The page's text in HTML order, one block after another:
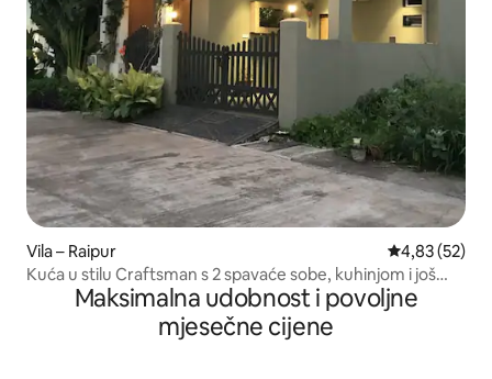
Vila – Raipur Prosječna
4,83 (52)
Kuća u stilu Craftsman s 2 spavaće sobe, kuhinjom i još
mnogo togaMaksimalna udobnost i povoljne
mjesečne cijene